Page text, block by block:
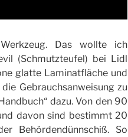
Das wollte ich
(Schmutzteufel) bei Lidl
glatte Laminatfläche und
Gebrauchsanweisung zu
dazu. Von den 90
davon sind bestimmt 20
Behördendünnschiß. So